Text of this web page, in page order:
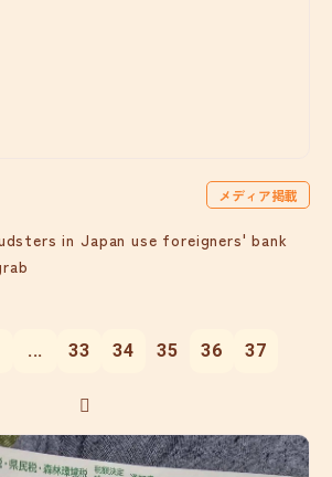
メディア掲載
in Japan use foreigners' bank
... 33 34 35 36 37